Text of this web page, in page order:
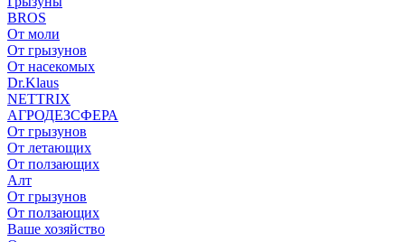
BROS
От моли
От грызунов
От насекомых
Dr.Klaus
NETTRIX
АГРОДЕЗСФЕРА
От грызунов
От летающих
От ползающих
Алт
От грызунов
От ползающих
Ваше хозяйство